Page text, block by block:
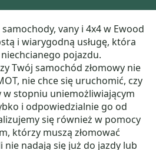
samochody, vany i 4x4 w Ewood
i wiarygodną usługę, która
pojazdu.
Twój samochód złomowy nie
nie chce się uruchomić, czy
w stopniu uniemożliwiającym
i odpowiedzialnie go od
się również w pomocy
którzy muszą złomować
nie nadają się już do jazdy lub